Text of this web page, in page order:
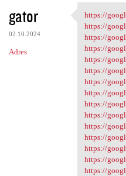
gator
02.10.2024
Adres
https://
https://
https://
https://
https://
https://
https://
https://
https://
https://
https://
https://
https://
https://
https://
https://